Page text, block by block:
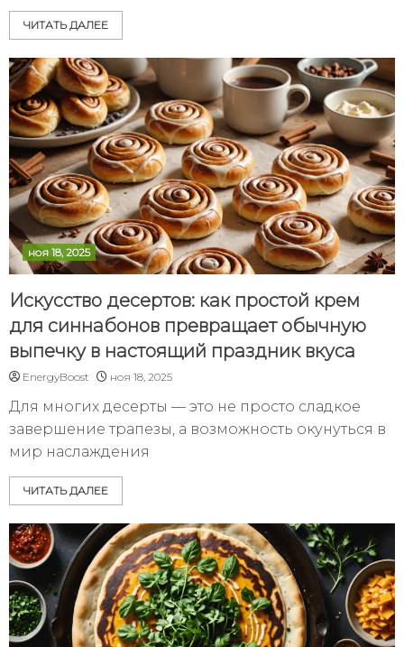
ЧИТАТЬ ДАЛЕЕ
ноя 18, 2025
Искусство десертов: как простой крем
для синнабонов превращает обычную
выпечку в настоящий праздник вкуса
EnergyBoost ноя 18, 2025
Для многих десерты — это не просто сладкое
завершение трапезы, а возможность окунуться в
мир наслаждения
ЧИТАТЬ ДАЛЕЕ